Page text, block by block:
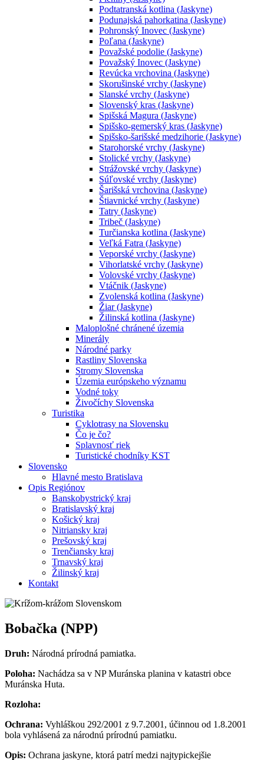
Podtatranská kotlina (Jaskyne)
Podunajská pahorkatina (Jaskyne)
Pohronský Inovec (Jaskyne)
Poľana (Jaskyne)
Považské podolie (Jaskyne)
Považský Inovec (Jaskyne)
Revúcka vrchovina (Jaskyne)
Skorušinské vrchy (Jaskyne)
Slanské vrchy (Jaskyne)
Slovenský kras (Jaskyne)
Spišská Magura (Jaskyne)
Spišsko-gemerský kras (Jaskyne)
Spišsko-šarišské medzihorie (Jaskyne)
Starohorské vrchy (Jaskyne)
Stolické vrchy (Jaskyne)
Strážovské vrchy (Jaskyne)
Súľovské vrchy (Jaskyne)
Šarišská vrchovina (Jaskyne)
Štiavnické vrchy (Jaskyne)
Tatry (Jaskyne)
Tribeč (Jaskyne)
Turčianska kotlina (Jaskyne)
Veľká Fatra (Jaskyne)
Veporské vrchy (Jaskyne)
Vihorlatské vrchy (Jaskyne)
Volovské vrchy (Jaskyne)
Vtáčnik (Jaskyne)
Zvolenská kotlina (Jaskyne)
Žiar (Jaskyne)
Žilinská kotlina (Jaskyne)
Maloplošné chránené územia
Minerály
Národné parky
Rastliny Slovenska
Stromy Slovenska
Územia európskeho významu
Vodné toky
Živočíchy Slovenska
Turistika
Cyklotrasy na Slovensku
Čo je čo?
Splavnosť riek
Turistické chodníky KST
Slovensko
Hlavné mesto Bratislava
Opis Regiónov
Banskobystrický kraj
Bratislavský kraj
Košický kraj
Nitriansky kraj
Prešovský kraj
Trenčiansky kraj
Trnavský kraj
Žilinský kraj
Kontakt
Bobačka (NPP)
Druh: Národná prírodná pamiatka.
Poloha: Nachádza sa v NP Muránska planina v katastri obce
Muránska Huta.
Rozloha:
Ochrana: Vyhláškou 292/2001 z 9.7.2001, účinnou od 1.8.2001
bola vyhlásená za národnú prírodnú pamiatku.
Opis: Ochrana jaskyne, ktorá patrí medzi najtypickejšie